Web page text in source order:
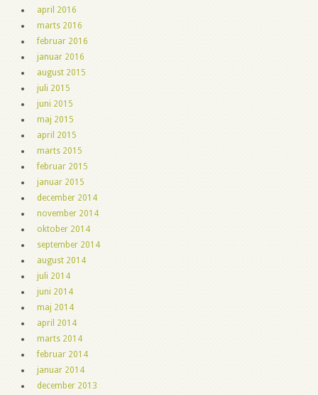
april 2016
marts 2016
februar 2016
januar 2016
august 2015
juli 2015
juni 2015
maj 2015
april 2015
marts 2015
februar 2015
januar 2015
december 2014
november 2014
oktober 2014
september 2014
august 2014
juli 2014
juni 2014
maj 2014
april 2014
marts 2014
februar 2014
januar 2014
december 2013